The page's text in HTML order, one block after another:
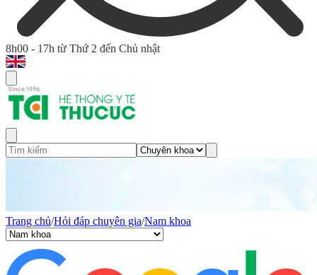
8h00 - 17h từ Thứ 2 đến Chủ nhật
Trang chủ/Hỏi đáp chuyên gia/Nam khoa